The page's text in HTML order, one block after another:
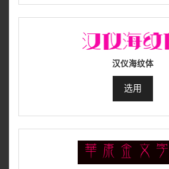
汉仪海纹体
选用